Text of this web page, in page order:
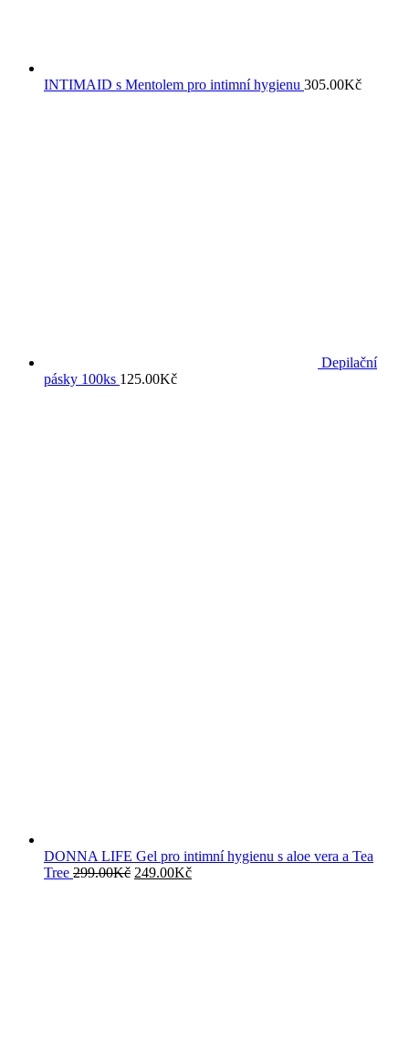
INTIMAID s Mentolem pro intimní hygienu 305.00Kč
Depilační
pásky 100ks 125.00Kč
DONNA LIFE Gel pro intimní hygienu s aloe vera a Tea
Tree 299.00Kč Původní
249.00KčAktuální